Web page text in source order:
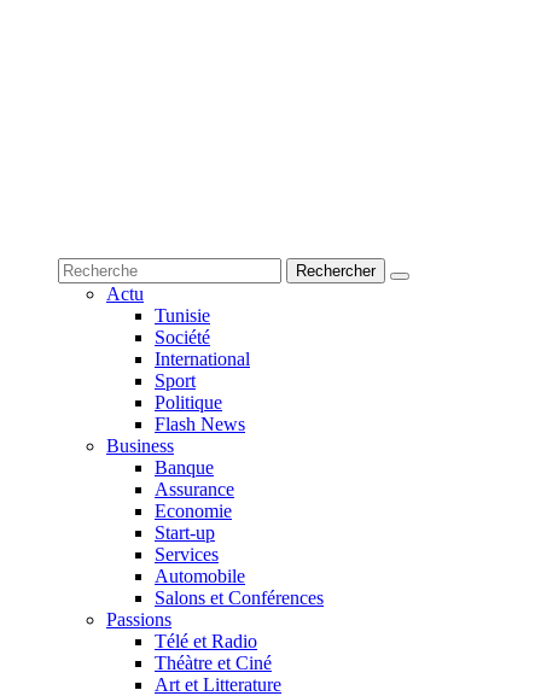
Actu
Tunisie
Société
International
Sport
Politique
Flash News
Business
Banque
Assurance
Economie
Start-up
Services
Automobile
Salons et Conférences
Passions
Télé et Radio
Théàtre et Ciné
Art et Litterature